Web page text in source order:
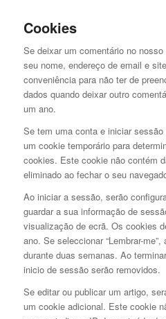
Cookies
Se deixar um comentário no
seu nome, endereço de email e
conveniência para não ter de
dados quando deixar outro
um ano.
Se tem uma conta e iniciar
um cookie temporário para
cookies. Este cookie não contém
eliminado ao fechar o seu
Ao iniciar a sessão, serão
guardar a sua informação de
visualização de ecrã. Os cookies
ano. Se seleccionar “Lembrar-
durante duas semanas. Ao
inicio de sessão serão removidos.
Se editar ou publicar um artigo,
um cookie adicional. Este cookie